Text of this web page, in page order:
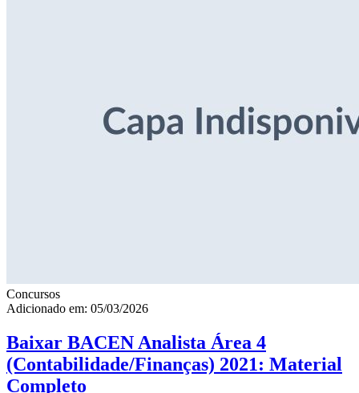
Concursos
Adicionado em: 05/03/2026
Baixar BACEN Analista Área 4
(Contabilidade/Finanças) 2021: Material
Completo